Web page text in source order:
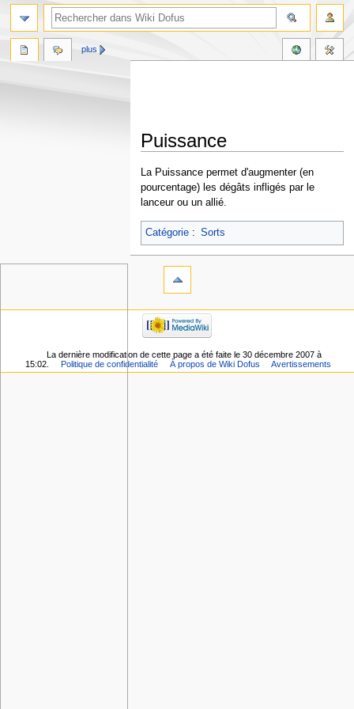
Puissance
Aller
à
la
Aller
à
la
La Puissance permet d'augmenter (en
pourcentage) les dégâts infligés par le
lanceur ou un allié.
Catégorie: Sorts
plus
La dernière modification de cette page a été faite le 30 décembre 2007 à
15:02.
Politique de confidentialité À propos de Wiki Dofus Avertissements